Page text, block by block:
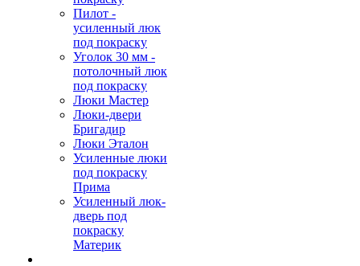
Пилот -
усиленный люк
под покраску
Уголок 30 мм -
потолочный люк
под покраску
Люки Мастер
Люки-двери
Бригадир
Люки Эталон
Усиленные люки
под покраску
Прима
Усиленный люк-
дверь под
покраску
Материк